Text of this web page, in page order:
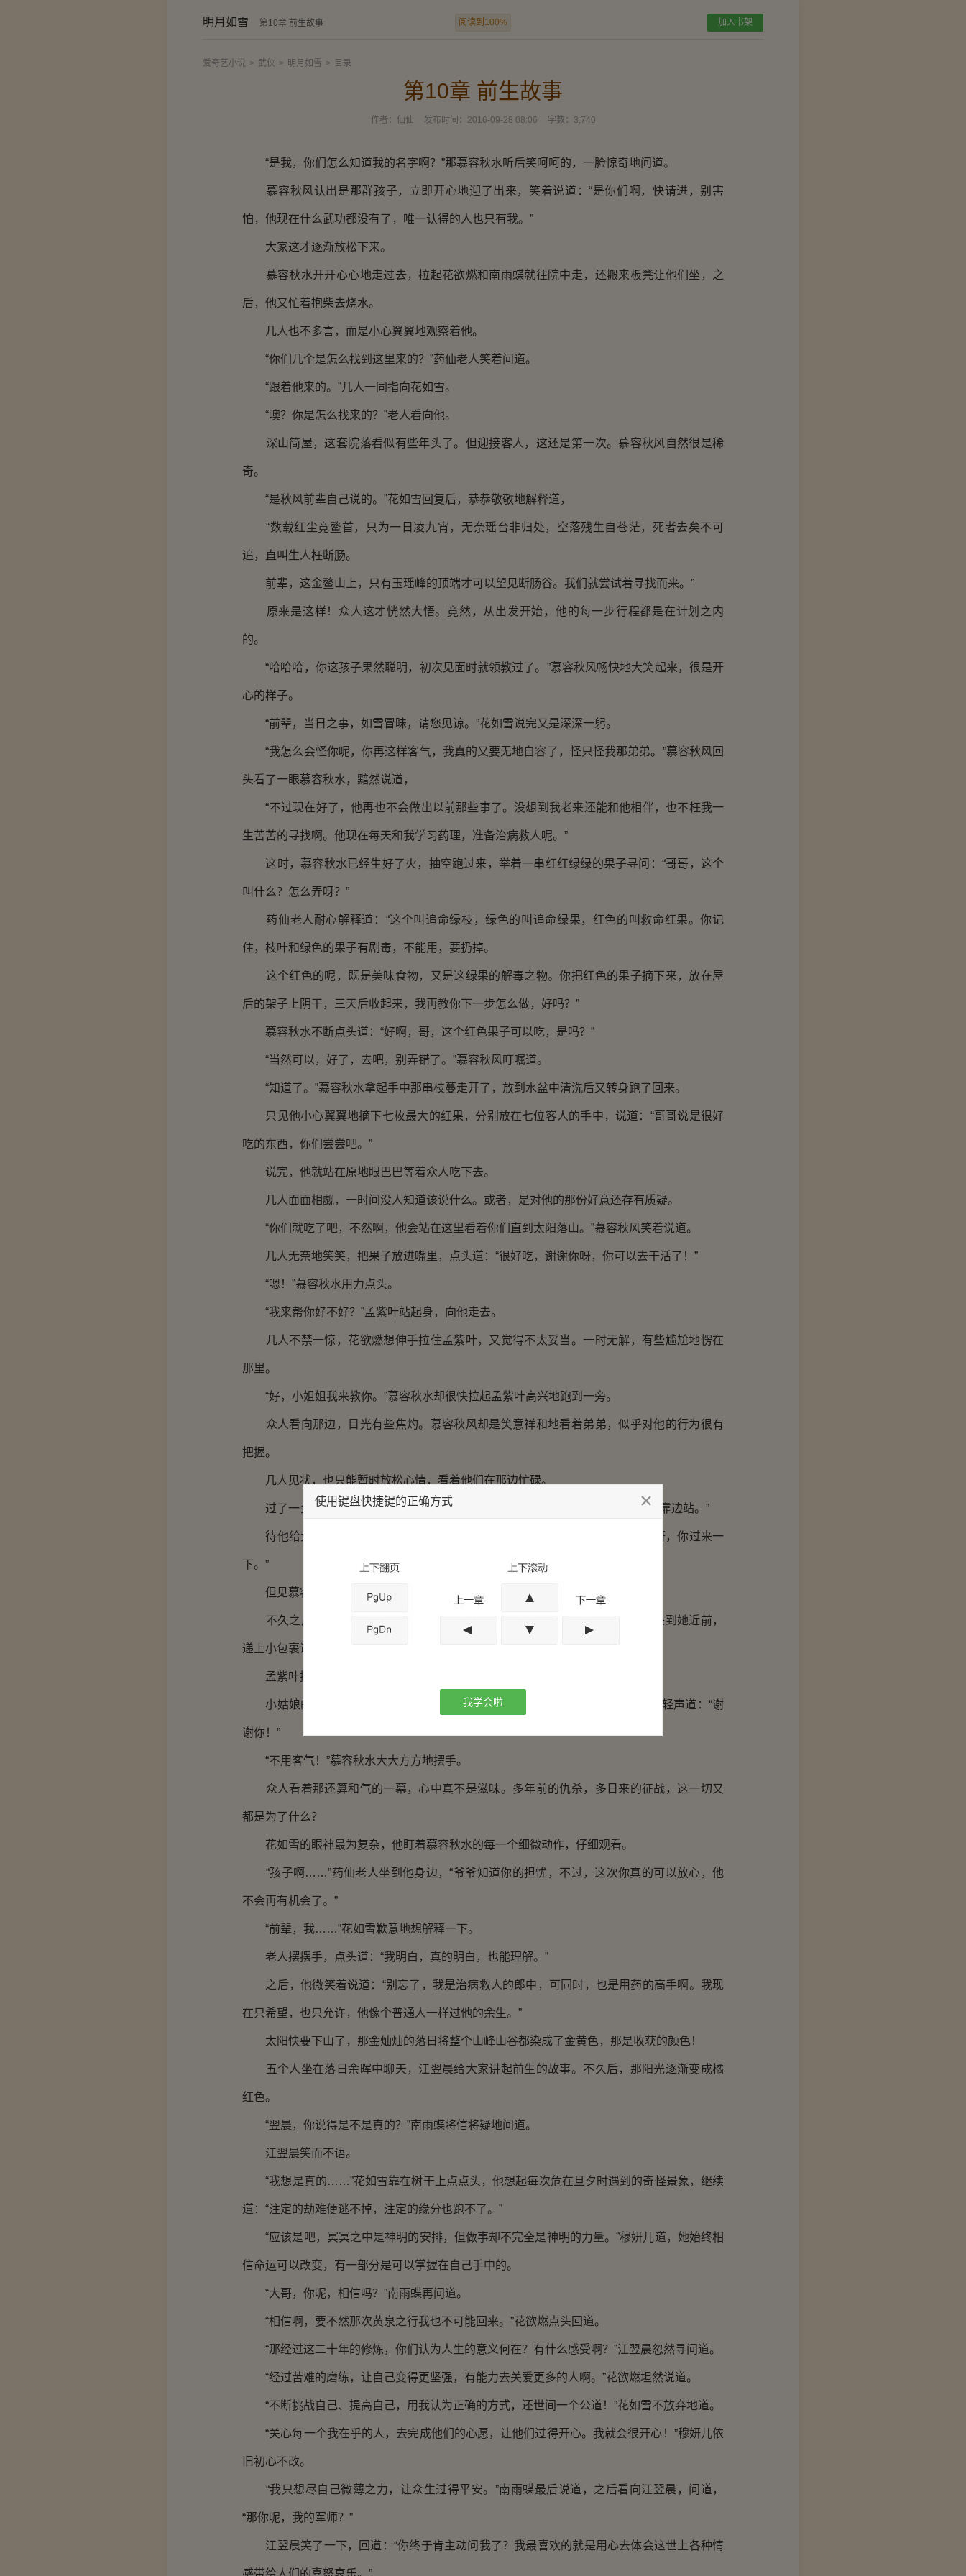
明月如雪 第10章 前生故事 阅读到100% 加入书架
爱奇艺小说 > 武侠 > 明月如雪 > 目录
第10章 前生故事
作者： 仙仙 发布时间： 2016-09-28 08:06 字数： 3,740
“是我，你们怎么知道我的名字啊？”那慕容秋水听后笑呵呵的，一脸惊奇地问道。
慕容秋风认出是那群孩子，立即开心地迎了出来，笑着说道：“是你们啊，快请进，别害
怕，他现在什么武功都没有了，唯一认得的人也只有我。”
大家这才逐渐放松下来。
慕容秋水开开心心地走过去，拉起花欲燃和南雨蝶就往院中走，还搬来板凳让他们坐，之
后，他又忙着抱柴去烧水。
几人也不多言，而是小心翼翼地观察着他。
“你们几个是怎么找到这里来的？”药仙老人笑着问道。
“跟着他来的。”几人一同指向花如雪。
“噢？你是怎么找来的？”老人看向他。
深山简屋，这套院落看似有些年头了。但迎接客人，这还是第一次。慕容秋风自然很是稀
奇。
“是秋风前辈自己说的。”花如雪回复后，恭恭敬敬地解释道，
“数载红尘竟鳌首，只为一日凌九宵，无奈瑶台非归处，空落残生自苍茫，死者去矣不可
追，直叫生人枉断肠。
前辈，这金鳌山上，只有玉瑶峰的顶端才可以望见断肠谷。我们就尝试着寻找而来。”
原来是这样！众人这才恍然大悟。竟然，从出发开始，他的每一步行程都是在计划之内
的。
“哈哈哈，你这孩子果然聪明，初次见面时就领教过了。”慕容秋风畅快地大笑起来，很是开
心的样子。
“前辈，当日之事，如雪冒昧，请您见谅。”花如雪说完又是深深一躬。
“我怎么会怪你呢，你再这样客气，我真的又要无地自容了，怪只怪我那弟弟。”慕容秋风回
头看了一眼慕容秋水，黯然说道，
“不过现在好了，他再也不会做出以前那些事了。没想到我老来还能和他相伴，也不枉我一
生苦苦的寻找啊。他现在每天和我学习药理，准备治病救人呢。”
这时，慕容秋水已经生好了火，抽空跑过来，举着一串红红绿绿的果子寻问：“哥哥，这个
叫什么？怎么弄呀？”
药仙老人耐心解释道：“这个叫追命绿枝，绿色的叫追命绿果，红色的叫救命红果。你记
住，枝叶和绿色的果子有剧毒，不能用，要扔掉。
这个红色的呢，既是美味食物，又是这绿果的解毒之物。你把红色的果子摘下来，放在屋
后的架子上阴干，三天后收起来，我再教你下一步怎么做，好吗？”
慕容秋水不断点头道：“好啊，哥，这个红色果子可以吃，是吗？”
“当然可以，好了，去吧，别弄错了。”慕容秋风叮嘱道。
“知道了。”慕容秋水拿起手中那串枝蔓走开了，放到水盆中清洗后又转身跑了回来。
只见他小心翼翼地摘下七枚最大的红果，分别放在七位客人的手中，说道：“哥哥说是很好
吃的东西，你们尝尝吧。”
说完，他就站在原地眼巴巴等着众人吃下去。
几人面面相觑，一时间没人知道该说什么。或者，是对他的那份好意还存有质疑。
“你们就吃了吧，不然啊，他会站在这里看着你们直到太阳落山。”慕容秋风笑着说道。
几人无奈地笑笑，把果子放进嘴里，点头道：“很好吃，谢谢你呀，你可以去干活了！”
“嗯！”慕容秋水用力点头。
“我来帮你好不好？”孟紫叶站起身，向他走去。
几人不禁一惊，花欲燃想伸手拉住孟紫叶，又觉得不太妥当。一时无解，有些尴尬地愣在
那里。
“好，小姐姐我来教你。”慕容秋水却很快拉起孟紫叶高兴地跑到一旁。
众人看向那边，目光有些焦灼。慕容秋风却是笑意祥和地看着弟弟，似乎对他的行为很有
把握。
几人见状，也只能暂时放松心情，看着他们在那边忙碌。
过了一会儿，慕容秋水对孟紫叶说道：“水开了，我给他们沏茶去。别烫到你，靠边站。”
待他给大家倒满了水，又不知下面该做什么的时候，慕容秋风招呼道：“秋水呀，你过来一
下。”
但见慕容秋风与他耳语了几句，那慕容秋水便跑进了屋子。
不久之后，他又抱着一个小包袱出现在众人面前，他寻找着孟紫叶，很快就来到她近前，
递上小包裹说道：“小姐姐，哥哥说，这里面的东西是你的，给你吧。”
孟紫叶接过来轻轻打开，发现里面竟是那件黄澄澄的御赐金甲。
小姑娘的脸上顿时浮现出淡淡的忧愁，应该是往日的伤心事又涌上了心头，她轻声道：“谢
谢你！”
“不用客气！”慕容秋水大大方方地摆手。
众人看着那还算和气的一幕，心中真不是滋味。多年前的仇杀，多日来的征战，这一切又
都是为了什么？
花如雪的眼神最为复杂，他盯着慕容秋水的每一个细微动作，仔细观看。
“孩子啊……”药仙老人坐到他身边，“爷爷知道你的担忧，不过，这次你真的可以放心，他
不会再有机会了。”
“前辈，我……”花如雪歉意地想解释一下。
老人摆摆手，点头道：“我明白，真的明白，也能理解。”
之后，他微笑着说道：“别忘了，我是治病救人的郎中，可同时，也是用药的高手啊。我现
在只希望，也只允许，他像个普通人一样过他的余生。”
太阳快要下山了，那金灿灿的落日将整个山峰山谷都染成了金黄色，那是收获的颜色！
五个人坐在落日余晖中聊天，江翌晨给大家讲起前生的故事。不久后，那阳光逐渐变成橘
红色。
“翌晨，你说得是不是真的？”南雨蝶将信将疑地问道。
江翌晨笑而不语。
“我想是真的……”花如雪靠在树干上点点头，他想起每次危在旦夕时遇到的奇怪景象，继续
道：“注定的劫难便逃不掉，注定的缘分也跑不了。”
“应该是吧，冥冥之中是神明的安排，但做事却不完全是神明的力量。”穆妍儿道，她始终相
信命运可以改变，有一部分是可以掌握在自己手中的。
“大哥，你呢，相信吗？”南雨蝶再问道。
“相信啊，要不然那次黄泉之行我也不可能回来。”花欲燃点头回道。
“那经过这二十年的修炼，你们认为人生的意义何在？有什么感受啊？”江翌晨忽然寻问道。
“经过苦难的磨练，让自己变得更坚强，有能力去关爱更多的人啊。”花欲燃坦然说道。
“不断挑战自己、提高自己，用我认为正确的方式，还世间一个公道！”花如雪不放弃地道。
“关心每一个我在乎的人，去完成他们的心愿，让他们过得开心。我就会很开心！”穆妍儿依
旧初心不改。
“我只想尽自己微薄之力，让众生过得平安。”南雨蝶最后说道，之后看向江翌晨，问道，
“那你呢，我的军师？”
江翌晨笑了一下，回道：“你终于肯主动问我了？我最喜欢的就是用心去体会这世上各种情
感带给人们的喜怒哀乐。”
使用键盘快捷键的正确方式
我学会啦